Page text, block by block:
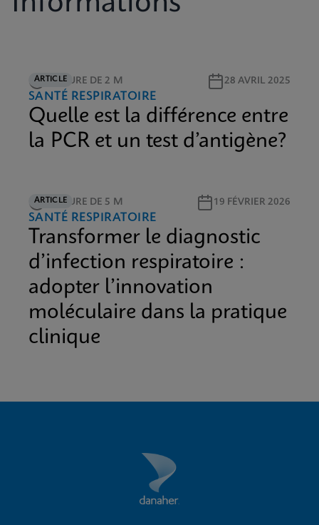
ARTICLE
LECTURE DE 2 M 28 AVRIL 2025
SANTÉ RESPIRATOIRE
Quelle est la différence entre
la PCR et un test d’antigène?
ARTICLE
LECTURE DE 5 M 19 FÉVRIER 2026
SANTÉ RESPIRATOIRE
Transformer le diagnostic
d’infection respiratoire :
adopter l’innovation
moléculaire dans la pratique
clinique